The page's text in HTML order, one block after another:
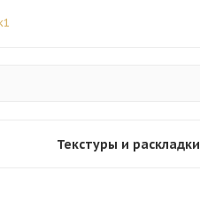
Текстуры и раскладки